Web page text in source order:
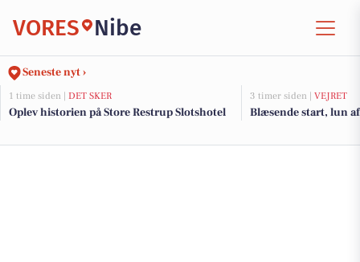
VORES Nibe
Seneste nyt ›
1 time siden | DET SKER
Oplev historien på Store Restrup Slotshotel
3 timer siden | VEJRET
Blæsende start, lun